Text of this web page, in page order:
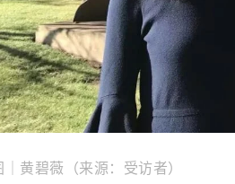
｜黄碧薇（来源：受访者）